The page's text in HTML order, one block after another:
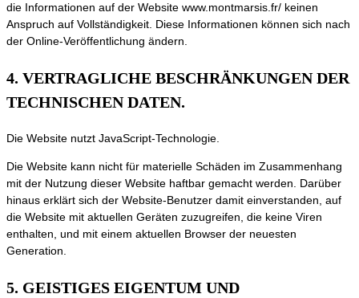
die Informationen auf der Website www.montmarsis.fr/ keinen
Anspruch auf Vollständigkeit. Diese Informationen können sich nach
der Online-Veröffentlichung ändern.
4. VERTRAGLICHE BESCHRÄNKUNGEN DER
TECHNISCHEN DATEN.
Die Website nutzt JavaScript-Technologie.
Die Website kann nicht für materielle Schäden im Zusammenhang
mit der Nutzung dieser Website haftbar gemacht werden. Darüber
hinaus erklärt sich der Website-Benutzer damit einverstanden, auf
die Website mit aktuellen Geräten zuzugreifen, die keine Viren
enthalten, und mit einem aktuellen Browser der neuesten
Generation.
5. GEISTIGES EIGENTUM UND